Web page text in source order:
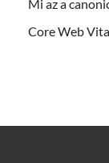
Mi az a
Core Web